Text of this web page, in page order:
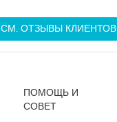
СМ. ОТЗЫВЫ КЛИЕНТОВ
ПОМОЩЬ И
СОВЕТ